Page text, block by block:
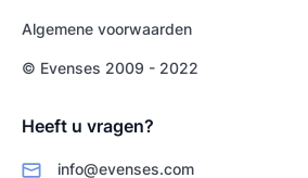
Algemene voorwaarden
© Evenses 2009 - 2022
Heeft u vragen?
info@evenses.com